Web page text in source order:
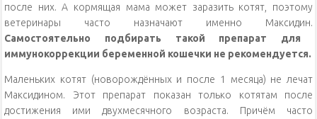
после них. А кормящая мама может заразить котят, поэтому
ветеринары часто назначают именно Максидин.
Самостоятельно подбирать такой препарат для
иммунокоррекции беременной кошечки не рекомендуется.
Маленьких котят (новорождённых и после 1 месяца) не лечат
Максидином. Этот препарат показан только котятам после
достижения ими двухмесячного возраста. Причём часто